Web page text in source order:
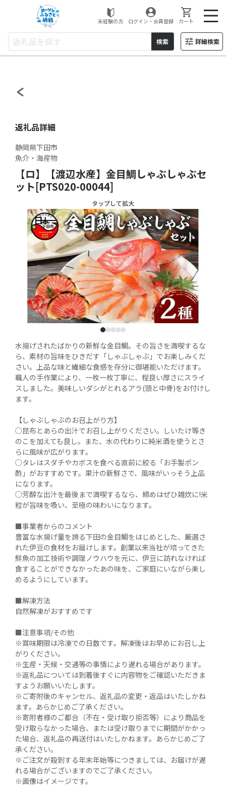
ローソンふるさと納税
未経験の方 ログイン・会員登録 カート
検索 詳細検索
返礼品詳細
静岡県下田市
魚介・海産物
【ロ】【渡辺水産】金目鯛しゃぶしゃぶセ
ット[PTS020-00044]
タップして拡大
1 2 3 4 5
水揚げされたばかりの新鮮な金目鯛。その旨さを満喫するな
ら、素材の旨味をひきだす「しゃぶしゃぶ」でお楽しみくだ
さい。上品な味と繊細な食感を存分に御堪能いただけます。
職人の手作業により、一枚一枚丁寧に、程良い厚さにスライ
スしました。美味しいダシがとれるアラ(頭と中骨)をお付けし
ます。
【しゃぶしゃぶのお召上がり方】
○昆布とあらの出汁でお召し上がりください。しいたけ等き
のこを加えても良し。また、水の代わりに純米酒を使うとさ
らに風味が広がります。
○タレはスダチやカボスを食べる直前に絞る「お手製ポン
酢」がおすすめです。果汁の新鮮さで、風味がいっそう上品
になります。
○芳醇な出汁を最後まで満喫するなら、締めはぜひ雑炊に!米
粒が旨味を吸い、至極の味わいになります。
■事業者からのコメント
豊富な水揚げ量を誇る下田の金目鯛をはじめとした、厳選さ
れた伊豆の食材をお届けします。創業以来当社が培ってきた
鮮魚の加工技術や調理ノウハウを元に、伊豆に訪れなければ
食することができなかったあの味を、ご家庭にいながら楽し
めるようにしています。
■解凍方法
自然解凍がおすすめです
■注意事項/その他
※賞味期限は冷凍での日数です。解凍後はお早めにお召し上
がりください。
※生産・天候・交通等の事情により遅れる場合があります。
※返礼品については到着後すぐに内容物をご確認いただきま
すようお願いいたします。
※ご寄附後のキャンセル、返礼品の変更・返品はいたしかね
ます。あらかじめご了承ください。
※寄附者様のご都合（不在・受け取り拒否等）により商品を
受け取らなかった場合、または受け取りまでに期間がかかっ
た場合、返礼品の再送付はいたしかねます。あらかじめご了
承ください。
※ご注文が殺到する年末年始等につきましては、お届けが遅
れる場合がございますのでご了承ください。
※画像はイメージです。